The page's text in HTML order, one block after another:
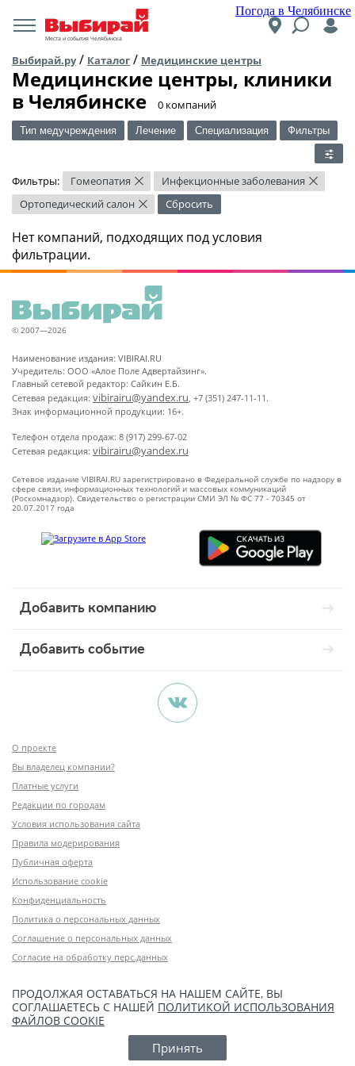
Погода в Челябинске
Места и события Челябинска
Выбирай.ру/ Каталог / Медицинские центры
Медицинские центры, клиники
в Челябинске
​0 компаний
Тип медучреждения Лечение Специализация Фильтры
Фильтры: Гомеопатия × Инфекционные заболевания ×
Ортопедический салон × Сбросить
Нет компаний, подходящих под условия
фильтрации.
© 2007—2026
Наименование издания: VIBIRAI.RU
Учредитель: ООО «Алое Поле Адвертайзинг».
Главный сетевой редактор: Сайкин Е.Б.
Сетевая редакция: vibirairu@yandex.ru, +7 (351) 247-11-11.
Знак информационной продукции: 16+.
Телефон отдела продаж: 8 (917) 299-67-02
Сетевая редакция: vibirairu@yandex.ru
Сетевое издание VIBIRAI.RU зарегистрировано в Федеральной службе по надзору в
сфере связи, информационных технологий и массовых коммуникаций
(Роскомнадзор). Свидетельство о регистрации СМИ ЭЛ № ФС 77 - 70345 от
20.07.2017 года
Добавить компанию
Добавить событие
О проекте
Вы владелец компании?
Платные услуги
Редакции по городам
Условия использования сайта
Правила модерирования
Публичная оферта
Использование cookie
Конфиденциальность
Политика о персональных данных
Соглашение о персональных данных
Согласие на обработку перс.данных
ПРОДОЛЖАЯ ОСТАВАТЬСЯ НА НАШЕМ САЙТЕ, ВЫ
СОГЛАШАЕТЕСЬ С НАШЕЙ ПОЛИТИКОЙ ИСПОЛЬЗОВАНИЯ
ФАЙЛОВ COOKIE
Принять